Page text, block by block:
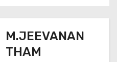
M.JEEVANAN
THAM